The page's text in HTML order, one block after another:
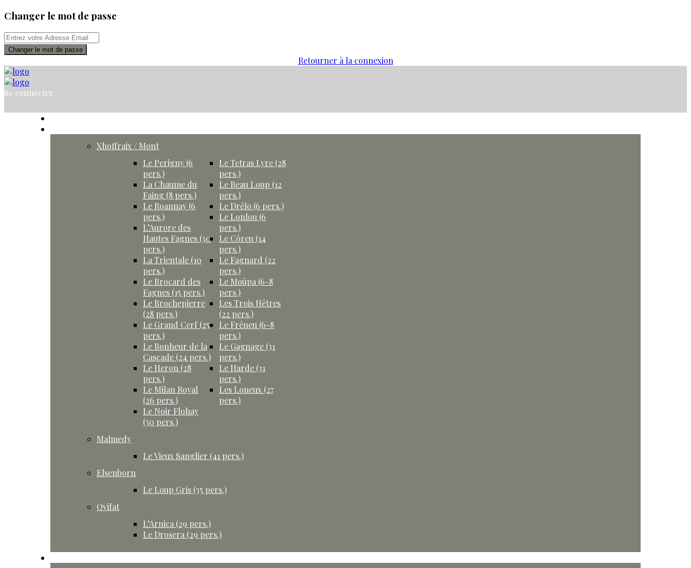
Changer le mot de passe
Changer le mot de passe
Retourner à la connexion
Se connecter
Xhoffraix / Mont
Le Perigny (6
pers.)
La Chaume du
Faing (8 pers.)
Le Roannay (6
pers.)
L’Aurore des
Hautes Fagnes (30
pers.)
La Trientale (10
pers.)
Le Brocard des
Fagnes (15 pers.)
Le Brochepierre
(28 pers.)
Le Grand Cerf (25
pers.)
Le Bonheur de la
Cascade (24 pers.)
Le Heron (28
pers.)
Le Milan Royal
(26 pers.)
Le Noir Flohay
(30 pers.)
Le Tetras Lyre (28
pers.)
Le Beau Loup (12
pers.)
Le Drêlo (6 pers.)
Le Lonlou (6
pers.)
Le Côreu (14
pers.)
Le Fagnard (22
pers.)
Le Moûpa (6-8
pers.)
Les Trois Hêtres
(22 pers.)
Le Frêneu (6-8
pers.)
Le Gagnage (31
pers.)
Le Harde (31
pers.)
Les Loneux (27
pers.)
Malmedy
Le Vieux Sanglier (41 pers.)
Elsenborn
Le Loup Gris (35 pers.)
Ovifat
L’Arnica (29 pers.)
Le Drosera (29 pers.)